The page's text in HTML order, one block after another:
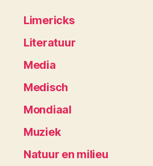
Limericks
Literatuur
Media
Medisch
Mondiaal
Muziek
Natuur en milieu